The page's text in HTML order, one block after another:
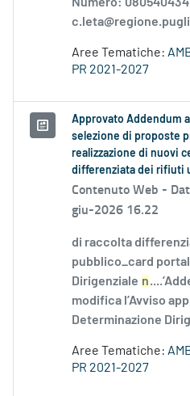
Numero:
Aree Tematiche:
PR 2021-2027
Approvato Addendum
selezione di proposte
realizzazione di nuovi
differenziata dei rifiuti
Contenuto Web -
giu-2026 16.22
di raccolta
pubblico_card
Dirigenziale n
modifica l’Avviso
Determinazione
Aree Tematiche:
PR 2021-2027